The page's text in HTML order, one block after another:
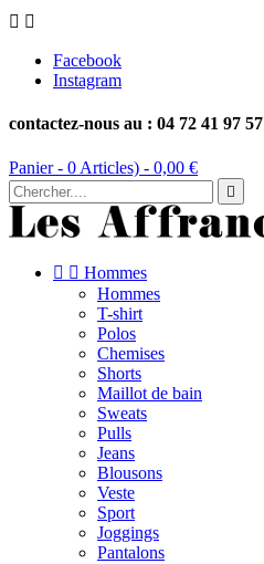
 
Facebook
Instagram
contactez-nous au : 04 72 41 97 57
Panier - 0 Articles) - 0,00 €

  Hommes
Hommes
T-shirt
Polos
Chemises
Shorts
Maillot de bain
Sweats
Pulls
Jeans
Blousons
Veste
Sport
Joggings
Pantalons